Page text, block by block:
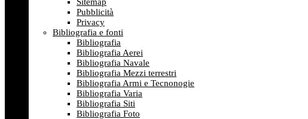
Pubblicità
Privacy
Bibliografia e fonti
Bibliografia
Bibliografia Aerei
Bibliografia Navale
Bibliografia Mezzi terrestri
Bibliografia Armi e Tecnonogie
Bibliografia Varia
Bibliografia Siti
Bibliografia Foto